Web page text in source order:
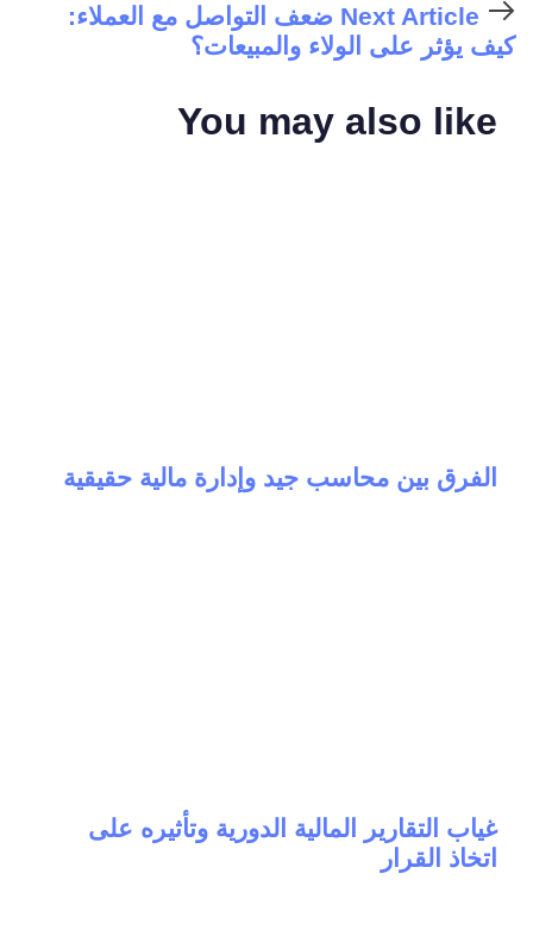
ضعف التواصل مع العملاء:
كيف يؤثر على الولاء والمبيعات؟
You may also like
الفرق بين محاسب جيد وإدارة مالية حقيقية
غياب التقارير المالية الدورية وتأثيره على
اتخاذ القرار